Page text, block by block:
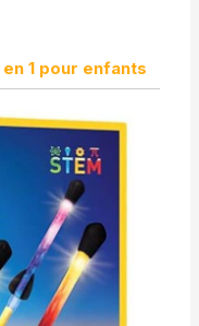
1 pour enfants